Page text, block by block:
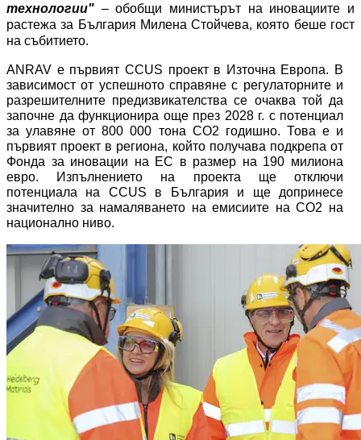
технологии" – обобщи министърът на иновациите и
растежа за България Милена Стойчева, която беше гост
на събитието.
ANRAV е първият CCUS проект в Източна Европа. В
зависимост от успешното справяне с регулаторните и
разрешителните предизвикателства се очаква той да
започне да функционира още през 2028 г. с потенциал
за улавяне от 800 000 тона CO2 годишно. Това е и
първият проект в региона, който получава подкрепа от
Фонда за иновации на ЕС в размер на 190 милиона
евро. Изпълнението на проекта ще отключи
потенциала на CCUS в България и ще допринесе
значително за намаляването на емисиите на CO2 на
национално ниво.